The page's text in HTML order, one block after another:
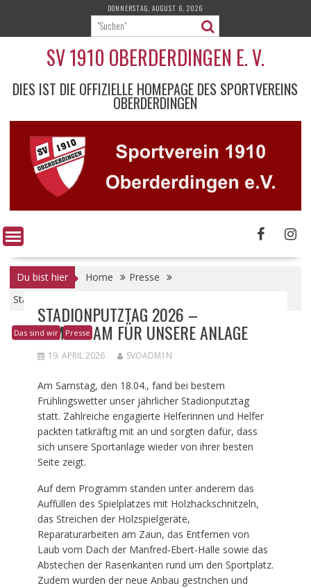
content
DONNERSTAG, AUGUST 6, 2026
SV 1910 OBERDERDINGEN E. V.
DIES IST DIE OFFIZIELLE HOMEPAGE DES SPORTVEREINS
OBERDERDINGEN
Du bist hier Home
Presse
Stadionputztag 2026 – Gemeinsam für unsere Anlage
Das sind wir Presse
STADIONPUTZTAG 2026 –
GEMEINSAM FÜR UNSERE ANLAGE
19. APRIL 2026 SVOADM1N
Am Samstag, den 18.04., fand bei bestem
Frühlingswetter unser jährlicher Stadionputztag
statt. Zahlreiche engagierte Helferinnen und Helfer
packten tatkräftig mit an und sorgten dafür, dass
sich unsere Sportanlage wieder von ihrer besten
Seite zeigt.
Auf dem Programm standen unter anderem das
Auffüllen des Spielplatzes mit Holzhackschnitzeln,
das Streichen der Holzspielgeräte,
Reparaturarbeiten am Zaun, das Entfernen von
Laub vom Dach der Manfred‑Ebert‑Halle sowie das
Abstechen der Rasenkanten rund um den Sportplatz.
Zudem wurden der neue Anbau gestrichen und